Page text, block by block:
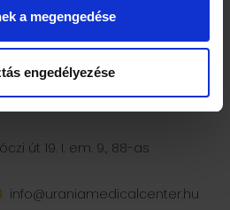
a megengedése
engedélyezése
út 19. I. em. 9., 88-as
info@uraniamedicalcenter.hu